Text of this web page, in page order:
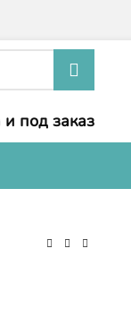
под заказ